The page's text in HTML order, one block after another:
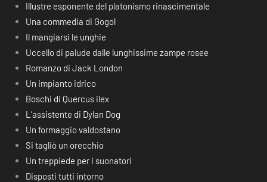
Illustre esponente del platonismo rinascimentale
Una commedia di Gogol
Il mangiarsi le unghie
Uccello di palude dalle lunghissime zampe rosee
Romanzo di Jack London
Un impianto idrico
Boschi di Quercus ilex
L’assistente di Dylan Dog
Un formaggio valdostano
Si tagliò un orecchio
Un treppiede per i suonatori
Disposti tutti intorno